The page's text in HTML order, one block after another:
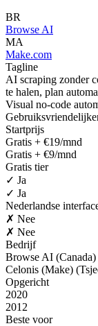
BR
Browse AI
MA
Make.com
Tagline
AI scraping zonder
te halen, plan
Visual no-code
Startprijs
Gratis + €19/mnd
Gratis + €9/mnd
Gratis tier
✓ Ja
✓ Ja
Nederlandse
✗ Nee
✗ Nee
Bedrijf
Browse AI (Canada)
Celonis (Make)
Opgericht
2020
2012
Beste voor